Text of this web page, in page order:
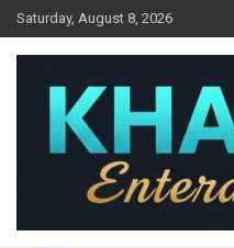
Skip
to
content
Saturday, August 8, 2026